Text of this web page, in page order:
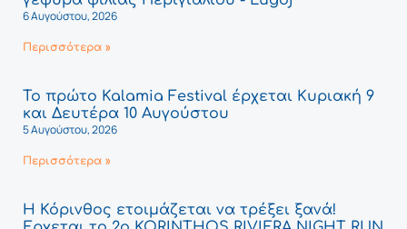
6 Αυγούστου, 2026
Περισσότερα »
Το πρώτο Kalamia Festival έρχεται Κυριακή 9
και Δευτέρα 10 Αυγούστου
5 Αυγούστου, 2026
Περισσότερα »
Η Κόρινθος ετοιμάζεται να τρέξει ξανά!